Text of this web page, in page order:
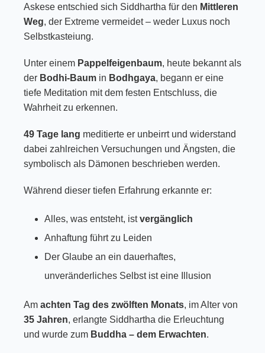
Askese entschied sich Siddhartha für den Mittleren
Weg, der Extreme vermeidet – weder Luxus noch
Selbstkasteiung.
Unter einem Pappelfeigenbaum, heute bekannt als
der Bodhi-Baum in Bodhgaya, begann er eine
tiefe Meditation mit dem festen Entschluss, die
Wahrheit zu erkennen.
49 Tage lang meditierte er unbeirrt und widerstand
dabei zahlreichen Versuchungen und Ängsten, die
symbolisch als Dämonen beschrieben werden.
Während dieser tiefen Erfahrung erkannte er:
Alles, was entsteht, istvergänglich
Anhaftung führt zu Leiden
Der Glaube an ein dauerhaftes,
unveränderliches Selbst ist eine Illusion
Am achten Tag des zwölften Monats, im Alter von
35 Jahren, erlangte Siddhartha die Erleuchtung
und wurde zum Buddha – dem Erwachten.